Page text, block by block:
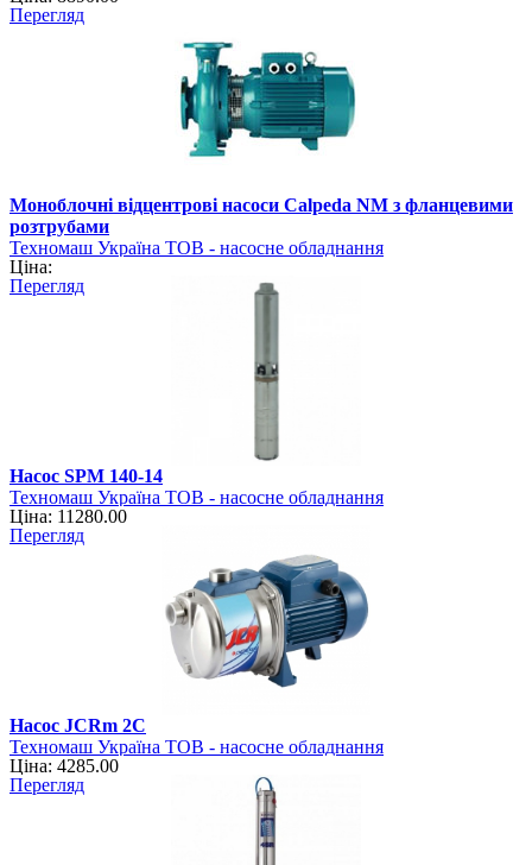
Перегляд
Моноблочні відцентрові насоси Calpeda NM з фланцевими
розтрубами
Техномаш Україна ТОВ - насосне обладнання
Ціна:
Перегляд
Насос SPM 140-14
Техномаш Україна ТОВ - насосне обладнання
Ціна: 11280.00
Перегляд
Насос JCRm 2С
Техномаш Україна ТОВ - насосне обладнання
Ціна: 4285.00
Перегляд